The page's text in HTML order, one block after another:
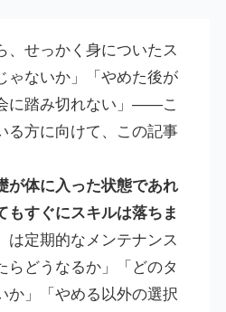
、せっかく身についたス
ゃないか」「やめた後が
に踏み切れない」——こ
る方に向けて、この記事
が体に入った状態であれ
もすぐにスキルは落ちま
は定期的なメンテナンス
らどうなるか」「どのタ
か」「やめる以外の選択